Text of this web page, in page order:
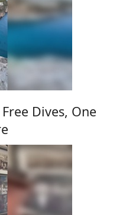
Dives, One